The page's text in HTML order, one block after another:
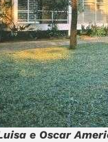
Maria